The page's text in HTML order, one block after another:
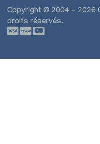
Copyright © 2004 - 2026
droits réservés.